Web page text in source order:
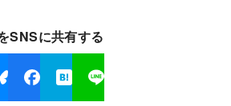
SNSに共有する